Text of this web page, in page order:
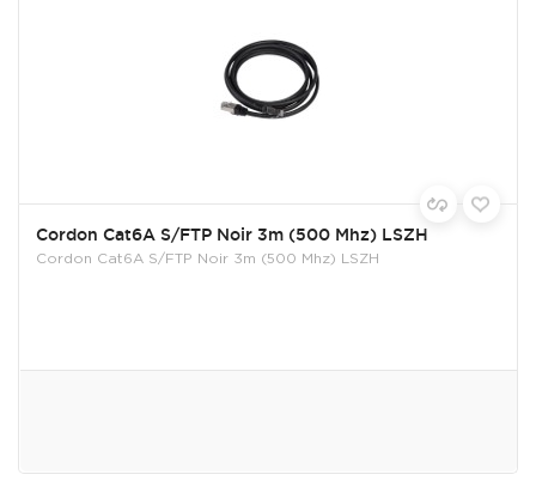
Cordon Cat6A S/FTP Noir 3m (500 Mhz) LSZH
Cordon Cat6A S/FTP Noir 3m (500 Mhz) LSZH